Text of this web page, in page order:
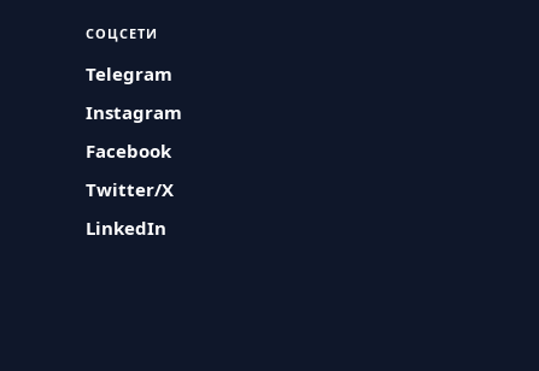
СОЦСЕТИ
Telegram
Instagram
Facebook
Twitter/X
LinkedIn